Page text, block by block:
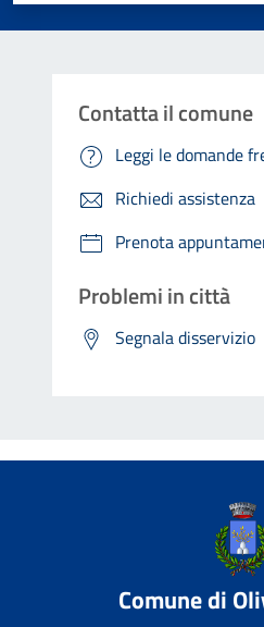
Contatta il comune
Leggi le domande
Richiedi assistenza
Prenota
Problemi in città
Segnala disservizio
Comune di